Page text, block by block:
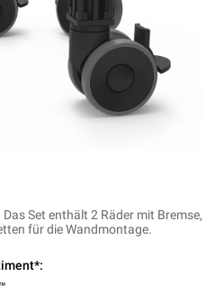
Set enthält 2 Räder mit Bremse,
für die Wandmontage.